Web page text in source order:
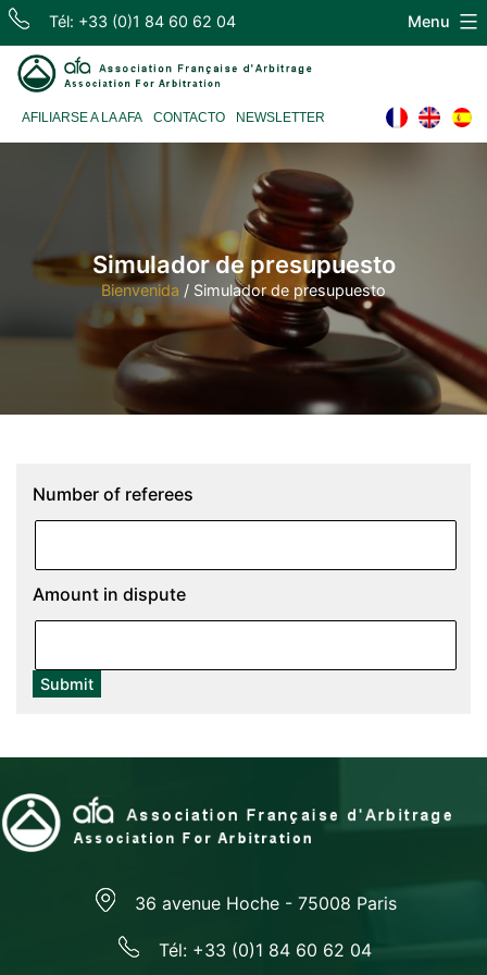
Skip
content
Tél: +33 (0)1 84 60 62 04
AFILIARSE A LA AFA CONTACTO NEWSLETTER
Menu
Simulador de presupuesto
Bienvenida / Simulador de presupuesto
Number of referees
Amount in dispute
Submit
36 avenue Hoche - 75008 Paris
Tél: +33 (0)1 84 60 62 04